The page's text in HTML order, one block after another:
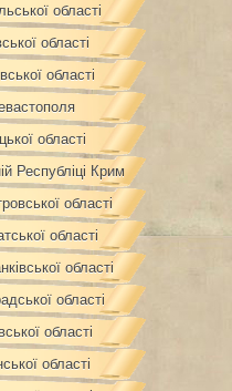
області
області
області
області
Республіці Крим
області
області
області
області
області
області